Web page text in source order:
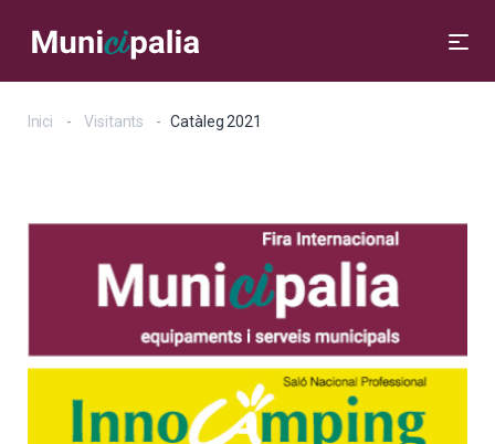
Inici Visitants Catàleg 2021